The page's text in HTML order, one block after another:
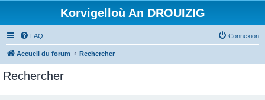
Korvigelloù An DROUIZIG
FAQ Connexion
Accueil du forum Rechercher
Rechercher